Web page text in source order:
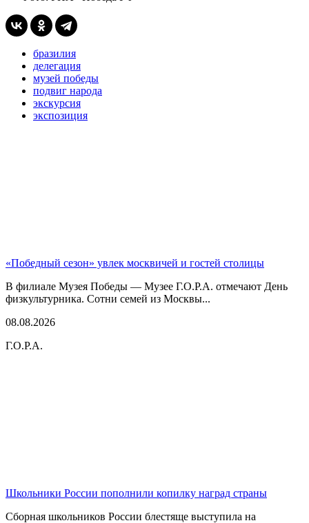
бразилия
делегация
музей победы
подвиг народа
экскурсия
экспозиция
«Победный сезон» увлек москвичей и гостей столицы
В филиале Музея Победы — Музее Г.О.Р.А. отмечают День
физкультурника. Сотни семей из Москвы...
08.08.2026
Г.О.Р.А.
Школьники России пополнили копилку наград страны
Сборная школьников России блестяще выступила на